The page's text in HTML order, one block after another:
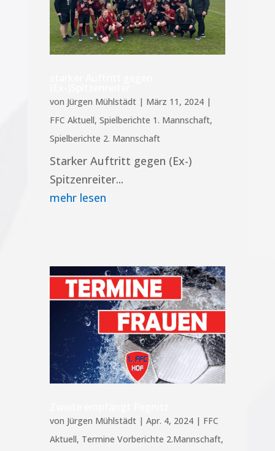
von Jürgen Mühlstädt| März 11, 2024|
FFC Aktuell, Spielberichte 1. Mannschaft,
Spielberichte 2. Mannschaft
Starker Auftritt gegen (Ex-)
Spitzenreiter...
mehr lesen
von Jürgen Mühlstädt| Apr. 4, 2024| FFC
Aktuell, Termine Vorberichte 2.Mannschaft,